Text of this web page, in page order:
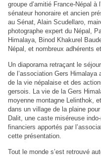
groupe d’amitié France-Népal
sénateur honoraire et ancien
au Sénat, Alain Scudellaro,
photographe expert du Népal,
Himalaya, Binod Khakurel
Népal, et nombreux adhérents
Un diaporama retraçant le
de l’association Gers
de la vie népalaise et des
gersois. La vie de la Gers
moyenne montagne Lelinthok,
dans un village de la plaine
Dalit, une caste miséreuse
financiers apportés par
cette présentation.
Tout le monde s’est retrouvé